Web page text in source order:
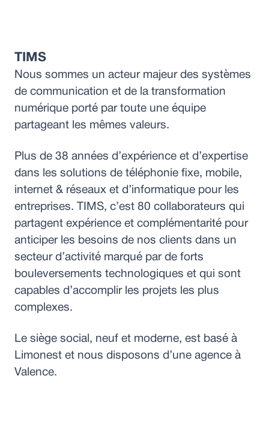
TIMS
Nous sommes un acteur majeur des systèmes
de communication et de la transformation
numérique porté par toute une équipe
partageant les mêmes valeurs.
Plus de 38 années d’expérience et d’expertise
dans les solutions de téléphonie fixe, mobile,
internet & réseaux et d’informatique pour les
entreprises. TIMS, c’est 80 collaborateurs qui
partagent expérience et complémentarité pour
anticiper les besoins de nos clients dans un
secteur d’activité marqué par de forts
bouleversements technologiques et qui sont
capables d’accomplir les projets les plus
complexes.
Le siège social, neuf et moderne, est basé à
Limonest et nous disposons d’une agence à
Valence.